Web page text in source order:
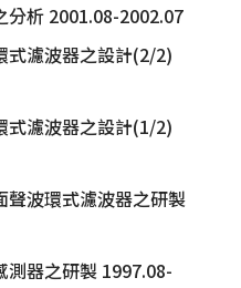
分析 2001.08-2002.07
式濾波器之設計(2/2)
式濾波器之設計(1/2)
聲波環式濾波器之研製
測器之研製 1997.08-